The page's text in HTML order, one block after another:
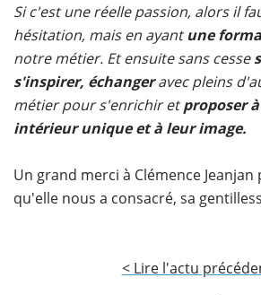
Si c'est une réelle passion, alors il
hésitation, mais en ayantune
notre métier. Et ensuite sans cesse
s'inspirer, échangeravec pleins
métier pour s'enrichir etproposer
intérieur unique et à leur image.
Un grand merci à Clémence
qu'elle nous a consacré, sa
< Lire l'actu